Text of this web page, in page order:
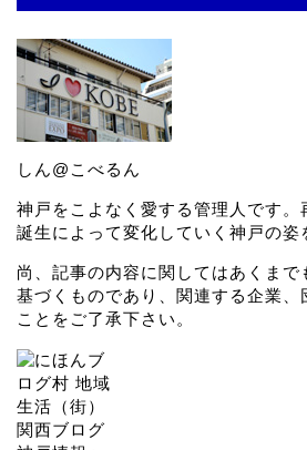
しん@こべるん
神戸をこよなく愛する管理人です。
誕生によって変化していく神戸の姿
尚、記事の内容に関してはあくまで
基づくものであり、関連する企業、
ことをご了承下さい。